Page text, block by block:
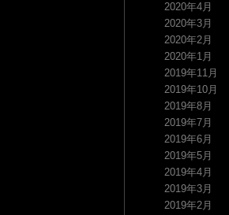
2020年4月
2020年3月
2020年2月
2020年1月
2019年11月
2019年10月
2019年8月
2019年7月
2019年6月
2019年5月
2019年4月
2019年3月
2019年2月